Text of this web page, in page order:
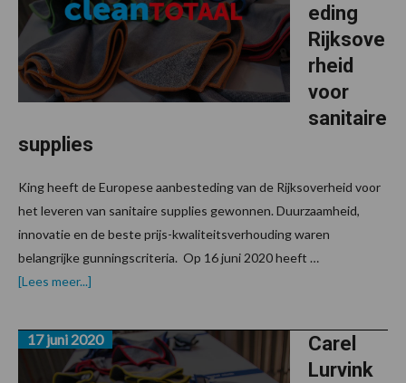
eding
Rijksove
rheid
voor
sanitaire
supplies
King heeft de Europese aanbesteding van de Rijksoverheid voor
het leveren van sanitaire supplies gewonnen. Duurzaamheid,
innovatie en de beste prijs-kwaliteitsverhouding waren
belangrijke gunningscriteria. Op 16 juni 2020 heeft …
[Lees meer...]
voor
sanitaire
supplies
Carel
Lurvink
17 juni 2020